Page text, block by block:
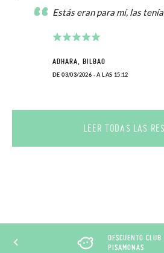
Estás eran para mí, las
ADHARA, BILBAO
DE 03/03/2026 - A LAS 15:12
LEER TODAS LAS
DESCUENTO CLUB
PISAMONAS